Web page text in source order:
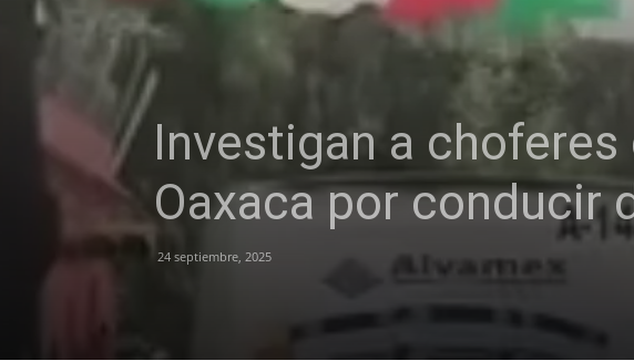
Investigan a
Oaxaca por conducir
24 septiembre, 2025